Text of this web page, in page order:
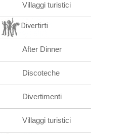
Villaggi turistici
Divertirti
After Dinner
Discoteche
Divertimenti
Villaggi turistici